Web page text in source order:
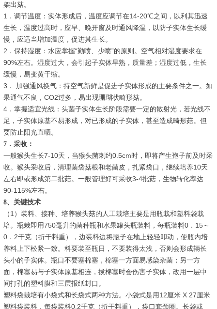
架出菇。
1．调节温度：实体形成后，温度应调节在14-20℃之间，以利其迅速
生长，温度过高时，应早、晚开窗及时通风降温，以防子实体生长缓
慢，应适当增加温度，促进其生长。
2．保持湿度：水应掌握“勤喷、少喷”的原则。空气相对湿度要求在
90%左右。湿度过大，会引起子实体早熟，质量差；湿度过低，生长
缓慢，易变黄干缩。
3． 加强通风换气：持空气新鲜是促进子实体形成的主要条件之一。如
果通气不良，CO2过多，易出现珊瑚状畸形菇。
4．掌握适宜光线：头菌子实体生长阶段需要一定的散射光，若光线不
足，子实体原基不易形成，对已形成的子实体，甚至造成畸形菇。但
要防止阳光直晒。
7．采收：
一般猴头生长7-10天，当猴头菌刺约0.5cm时，即将产生孢子前及时采
收。猴头采收后，清理菌袋菇根和老菌皮，扎紧袋口，继续培养10天
左右即或形成第二批菇。一般管理好可采收3-4批菇，生物转化率达
90-115%左右。
8、关键技术
（1）装料、接种、培养猴头菇的人工栽培主要是用瓶栽和塑料袋栽
培。瓶栽即用750毫升的菌种瓶和水果罐头瓶装料，每瓶装料0．15～
0．2干克（折干料重），边装料边将瓶子在地上轻轻叩动，使瓶内培
养料上下松紧一致。料要装至瓶日，不要装得太浅，否则会形成辆长
头小的子实体。瓶口不要塞棉塞，棉塞一方面易感染杂菌；另一方
面，棉塞易与子实体原基相连，拔棉塞时会伤害子实体，改用一层中
间打孔的塑料膜和三层报纸封口。
塑料袋栽培有小袋式和长袋式两种方法。小袋式是用12厘米 X 27厘米
塑料袋装料，每袋装料0.2千克（折干料重），袋口套颈圈。长袋或